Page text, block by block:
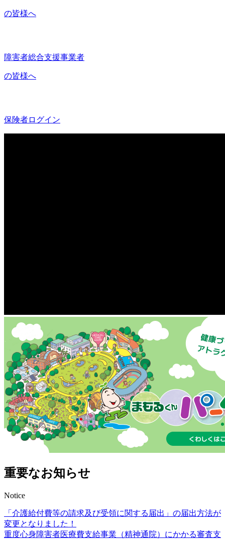
の皆様へ
障害者総合支援事業者
の皆様へ
保険者ログイン
重要なお知らせ
Notice
「介護給付費等の請求及び受領に関する届出」の届出方法が
変更となりました！
重度心身障害者医療費支給事業（精神通院）にかかる審査支